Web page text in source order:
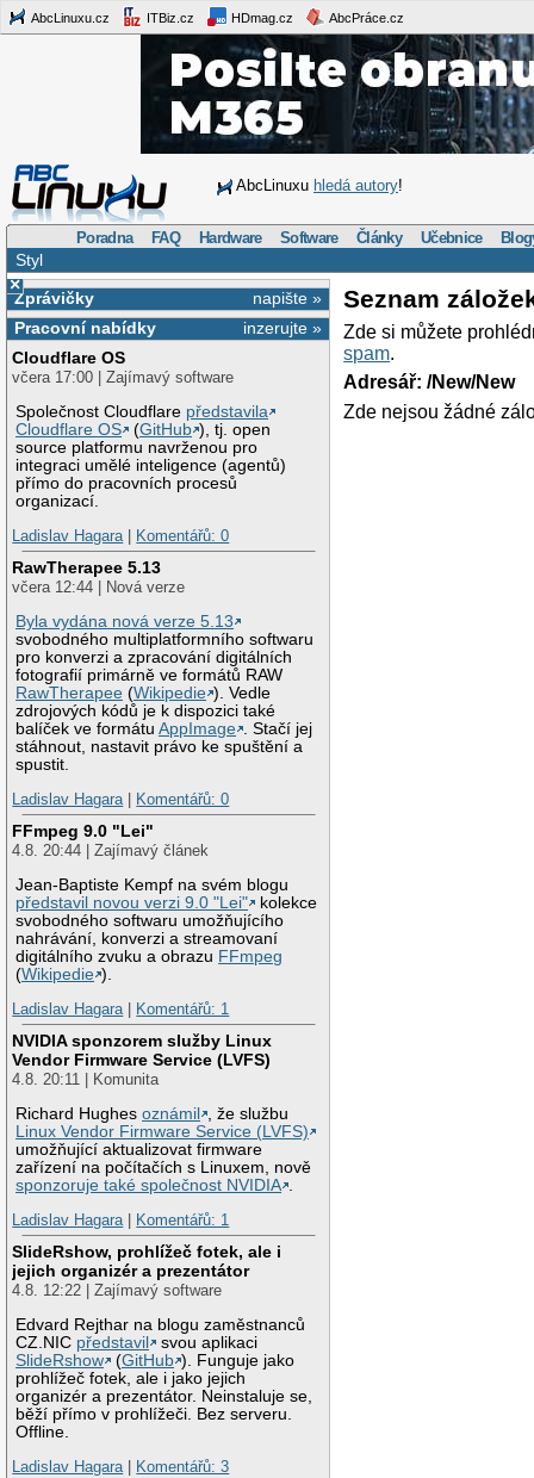
AbcLinuxu.cz ITBiz.cz HDmag.cz AbcPráce.cz
AbcLinuxu hledá autory!
Poradna FAQ Hardware Software Články Učebnice
Styl
×
napište »
Zprávičky
inzerujte »
Pracovní nabídky
Cloudflare OS
včera 17:00 | Zajímavý software
Společnost Cloudflare představila
Cloudflare OS
(GitHub ), tj. open
source platformu navrženou pro
integraci umělé inteligence (agentů)
přímo do pracovních procesů
organizací.
Ladislav Hagara| Komentářů: 0
RawTherapee 5.13
včera 12:44 | Nová verze
Byla vydána nová verze 5.13
svobodného multiplatformního softwaru
pro konverzi a zpracování digitálních
fotografií primárně ve formátů RAW
RawTherapee (Wikipedie ). Vedle
zdrojových kódů je k dispozici také
balíček ve formátuAppImage
. Stačí jej
stáhnout, nastavit právo ke spuštění a
spustit.
Ladislav Hagara| Komentářů: 0
FFmpeg 9.0 "Lei"
4.8. 20:44 | Zajímavý článek
Jean-Baptiste Kempf na svém blogu
představil novou verzi 9.0 "Lei"
kolekce
svobodného softwaru umožňujícího
nahrávání, konverzi a streamovaní
digitálního zvuku a obrazu FFmpeg
(Wikipedie ).
Ladislav Hagara| Komentářů: 1
NVIDIA sponzorem služby Linux
Vendor Firmware Service (LVFS)
4.8. 20:11 | Komunita
Richard Hughesoznámil
, že službu
Linux Vendor Firmware Service (LVFS)
umožňující aktualizovat firmware
zařízení na počítačích s Linuxem, nově
sponzoruje také společnost NVIDIA
Ladislav Hagara| Komentářů: 1
SlideRshow, prohlížeč fotek, ale i
jejich organizér a prezentátor
4.8. 12:22 | Zajímavý software
Edvard Rejthar na blogu zaměstnanců
CZ.NIC představil
svou aplikaci
SlideRshow
(GitHub ). Funguje jako
prohlížeč fotek, ale i jako jejich
organizér a prezentátor. Neinstaluje se,
běží přímo v prohlížeči. Bez serveru.
Offline.
Ladislav Hagara| Komentářů: 3
Seznam
Zde si můžete
spam.
Adresář: /New/New
Zde nejsou žádné